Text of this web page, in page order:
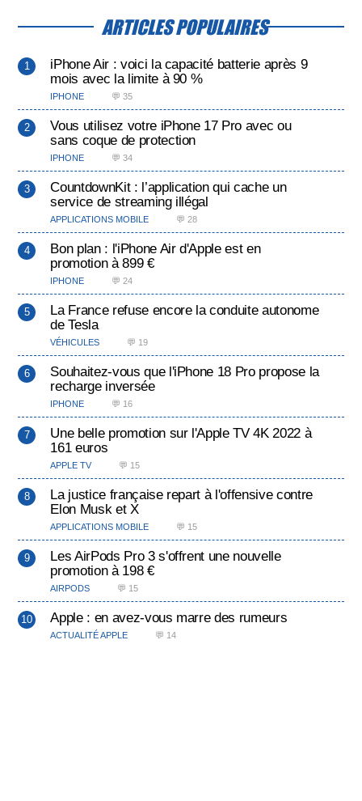
ARTICLES POPULAIRES
iPhone Air : voici la capacité batterie après 9
mois avec la limite à 90 %
IPHONE 💬 35
Vous utilisez votre iPhone 17 Pro avec ou
sans coque de protection
IPHONE 💬 34
CountdownKit : l’application qui cache un
service de streaming illégal
APPLICATIONS MOBILE 💬 28
Bon plan : l'iPhone Air d'Apple est en
promotion à 899 €
IPHONE 💬 24
La France refuse encore la conduite autonome
de Tesla
VÉHICULES 💬 19
Souhaitez-vous que l'iPhone 18 Pro propose la
recharge inversée
IPHONE 💬 16
Une belle promotion sur l'Apple TV 4K 2022 à
161 euros
APPLE TV 💬 15
La justice française repart à l'offensive contre
Elon Musk et X
APPLICATIONS MOBILE 💬 15
Les AirPods Pro 3 s'offrent une nouvelle
promotion à 198 €
AIRPODS 💬 15
Apple : en avez-vous marre des rumeurs
ACTUALITÉ APPLE 💬 14